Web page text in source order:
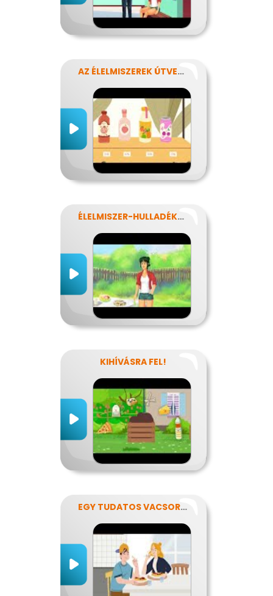
AZ ÉLELMISZEREK ÚTVESZTŐJÉBEN
ÉLELMISZER-HULLADÉKOK
KIHÍVÁSRA FEL!
EGY TUDATOS VACSORA RECEPTJE